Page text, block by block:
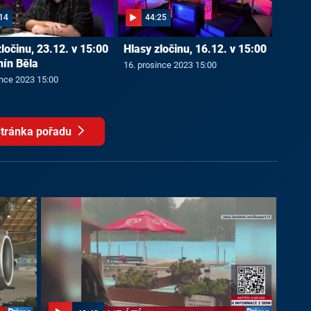
23.12. v 15:00
Běla
2023 15:00
44:25
Hlasy zločinu, 16.12. v 15:00
16. prosince 2023 15:00
pořadu